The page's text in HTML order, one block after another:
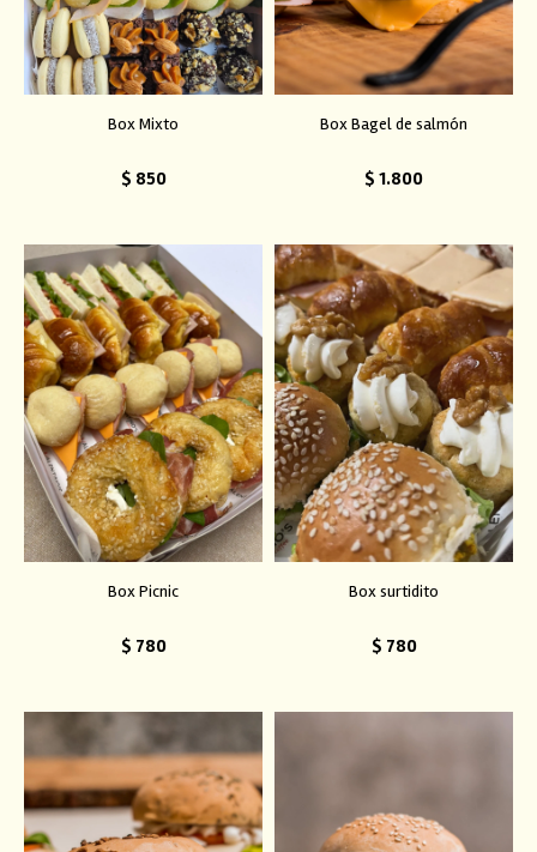
Box Mixto
$ 850
Box Bagel de salmón
$ 1.800
Box Picnic
$ 780
Box surtidito
$ 780